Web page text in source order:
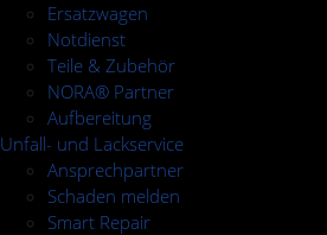
Ersatzwagen
Notdienst
Teile & Zubehör
NORA® Partner
Aufbereitung
Unfall- und Lackservice
Ansprechpartner
Schaden melden
Smart Repair